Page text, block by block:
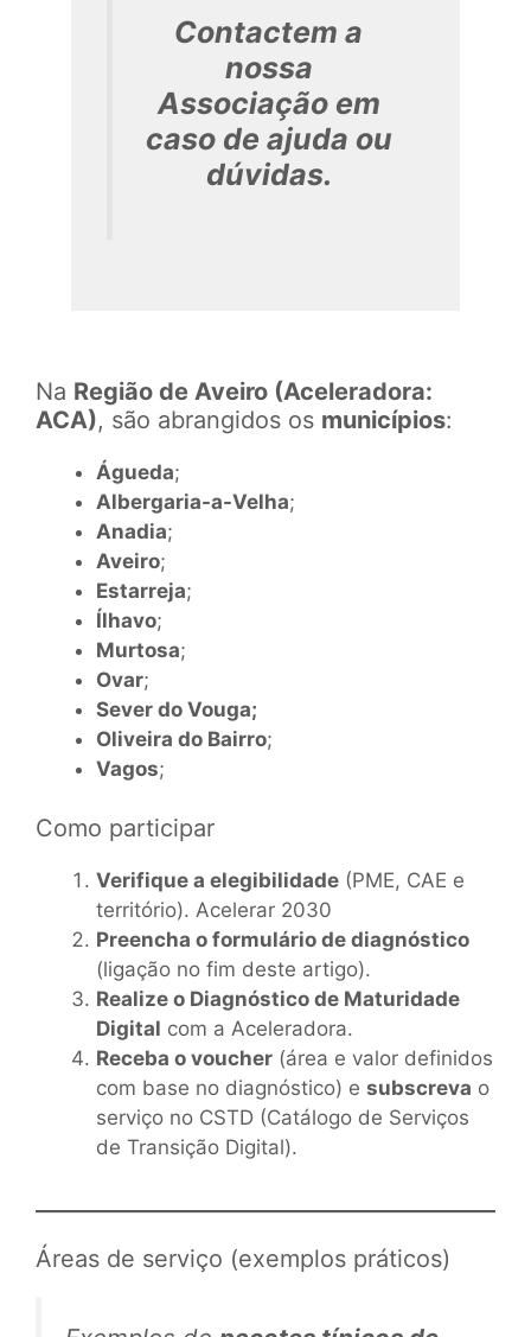
Contactem a
nossa
Associação em
caso de ajuda ou
dúvidas.
Na Região de Aveiro (Aceleradora:
ACA), são abrangidos os municípios:
Águeda;
Albergaria-a-Velha;
Anadia;
Aveiro;
Estarreja;
Ílhavo;
Murtosa;
Ovar;
Sever do Vouga;
Oliveira do Bairro;
Vagos;
Como participar
Verifique a elegibilidade (PME, CAE e
território). Acelerar 2030
Preencha o formulário de diagnóstico
(ligação no fim deste artigo).
Realize o Diagnóstico de Maturidade
Digital com a Aceleradora.
Receba o voucher (área e valor definidos
com base no diagnóstico) e subscreva o
serviço no CSTD (Catálogo de Serviços
de Transição Digital).
Áreas de serviço (exemplos práticos)